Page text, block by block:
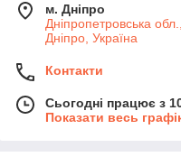
м. Дніпро
Дніпропетровська
Дніпро, Україна
Контакти
Сьогодні працює з
Показати весь